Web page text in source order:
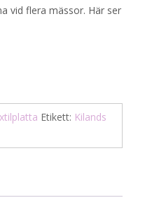
vid flera mässor. Här ser
Etikett: Kilands